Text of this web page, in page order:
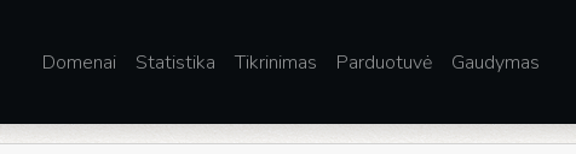
Domenai Statistika Tikrinimas Parduotuvė Gaudymas